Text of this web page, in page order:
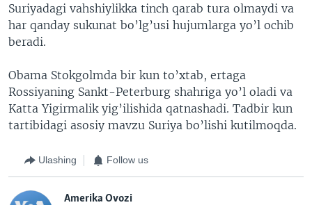
Suriyadagi vahshiylikka tinch qarab tura olmaydi va
har qanday sukunat bo’lg’usi hujumlarga yo’l ochib
beradi.
Obama Stokgolmda bir kun to’xtab, ertaga
Rossiyaning Sankt-Peterburg shahriga yo’l oladi va
Katta Yigirmalik yig’ilishida qatnashadi. Tadbir kun
tartibidagi asosiy mavzu Suriya bo’lishi kutilmoqda.
Ulashing Follow us
Amerika Ovozi